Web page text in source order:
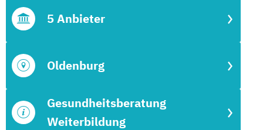
Gesundheitsberatung
Weiterbildung
Oldenburg
5 Anbieter